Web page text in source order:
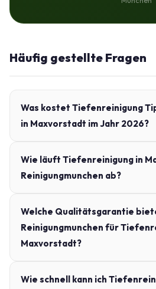
Häufig gestellte Fragen
Was kostet Tiefenreinigung
in Maxvorstadt im Jahr 2026?
Wie läuft Tiefenreinigung in
Reinigungmunchen ab?
Welche Qualitätsgarantie
Reinigungmunchen für
Maxvorstadt?
Wie schnell kann ich